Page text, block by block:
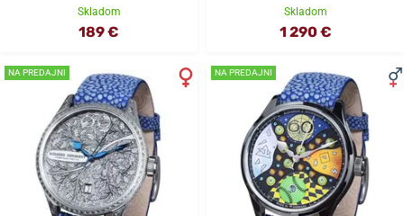
Skladom
189 €
Skladom
1 290 €
NA PREDAJNI NA PREDAJNI